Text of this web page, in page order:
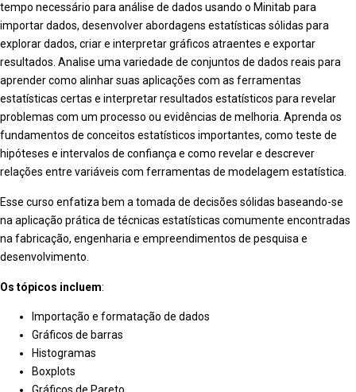
tempo necessário para análise de dados usando o Minitab para
importar dados, desenvolver abordagens estatísticas sólidas para
explorar dados, criar e interpretar gráficos atraentes e exportar
resultados. Analise uma variedade de conjuntos de dados reais para
aprender como alinhar suas aplicações com as ferramentas
estatísticas certas e interpretar resultados estatísticos para revelar
problemas com um processo ou evidências de melhoria. Aprenda os
fundamentos de conceitos estatísticos importantes, como teste de
hipóteses e intervalos de confiança e como revelar e descrever
relações entre variáveis com ferramentas de modelagem estatística.
Esse curso enfatiza bem a tomada de decisões sólidas baseando-se
na aplicação prática de técnicas estatísticas comumente encontradas
na fabricação, engenharia e empreendimentos de pesquisa e
desenvolvimento.
Os tópicos incluem:
Importação e formatação de dados
Gráficos de barras
Histogramas
Boxplots